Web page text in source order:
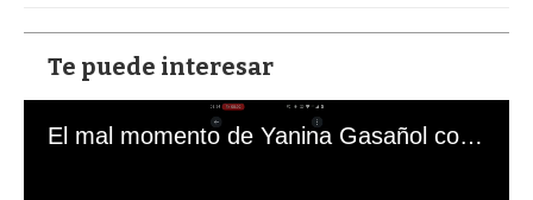
Te puede interesar
El mal momento de Yanina Gasañol con un hincha argentino en "Subrayado"